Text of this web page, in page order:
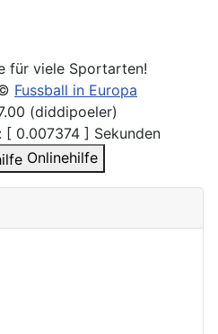
für viele Sportarten!
Fussball in Europa
(diddipoeler)
[ 0.007374 ] Sekunden
Onlinehilfe